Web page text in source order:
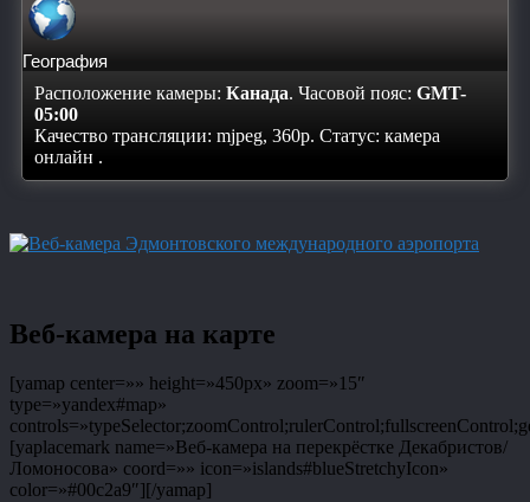
География
Расположение камеры: Канада. Часовой пояс: GMT-
05:00
Качество трансляции: mjpeg, 360p. Статус: камера
онлайн .
Веб-камера на карте
[yamap center=»» height=»450px» zoom=»15″
type=»yandex#map»
[yaplacemark name=»Веб-камера на перекрёстке Декабристов/
Ломоносова» coord=»» icon=»islands#blueStretchyIcon»
color=»#00c2a9″][/yamap]